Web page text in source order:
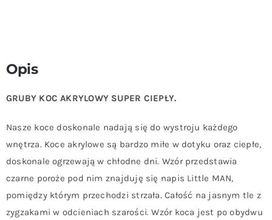
Opis
GRUBY KOC AKRYLOWY SUPER CIEPŁY.
Nasze koce doskonale nadają się do wystroju każdego
wnętrza. Koce akrylowe są bardzo miłe w dotyku oraz ciepłe,
doskonale ogrzewają w chłodne dni. Wzór przedstawia
czarne poroże pod nim znajduję się napis Little MAN,
pomiędzy którym przechodzi strzała. Całość na jasnym tle z
zygzakami w odcieniach szarości. Wzór koca jest po obydwu